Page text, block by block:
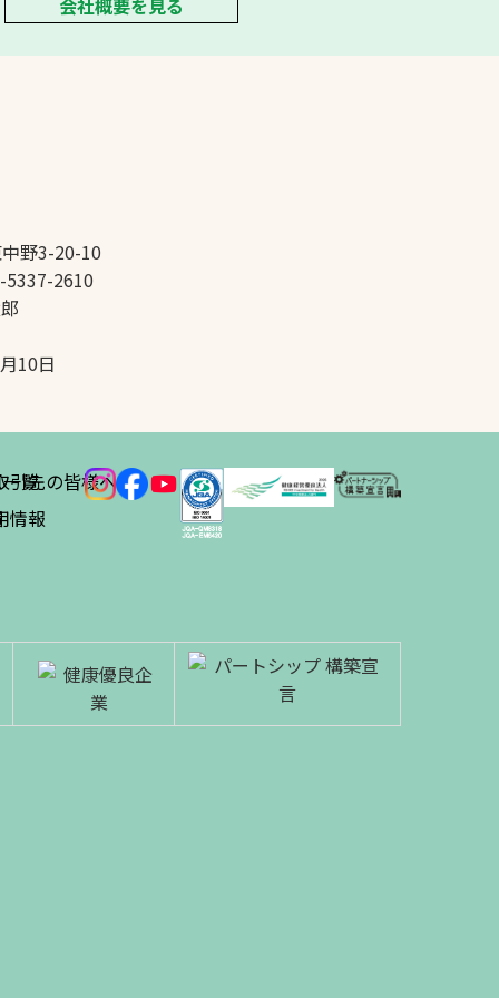
会社概要を見る
野3-20-10
2610
10日
一覧
引先の皆様へ
情報